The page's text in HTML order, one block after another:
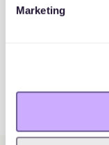
Marketing